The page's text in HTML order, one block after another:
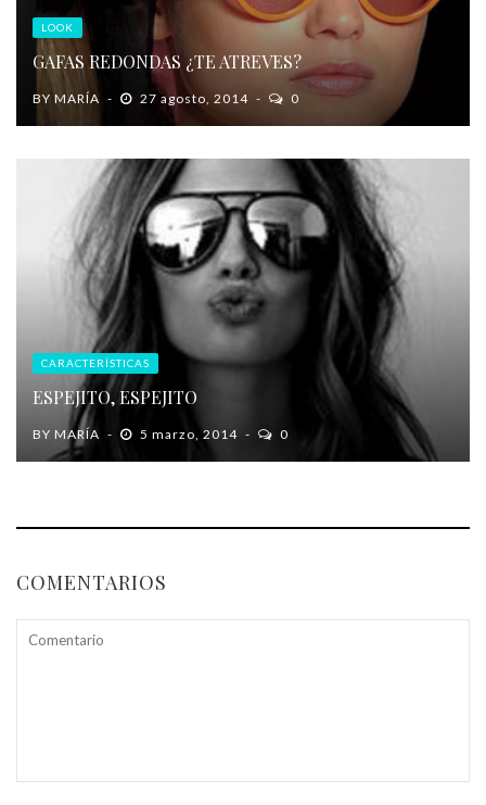
LOOK
GAFAS REDONDAS ¿TE ATREVES?
BY MARÍA 27 agosto, 2014 0
CARACTERÍSTICAS
ESPEJITO, ESPEJITO
BY MARÍA 5 marzo, 2014 0
COMENTARIOS